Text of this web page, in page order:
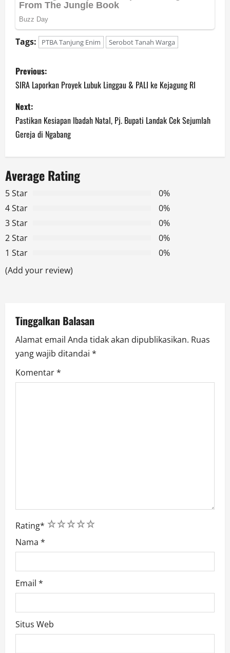
Tags: PTBA Tanjung Enim Serobot Tanah Warga
P
o
s
t
n
a
v
i
g
a
o
n
Previous:
SIRA Laporkan Proyek Lubuk Linggau & PALI ke Kejagung RI
Next:
Pastikan Kesiapan Ibadah Natal, Pj. Bupati Landak Cek Sejumlah
Gereja di Ngabang
Average Rating
5 Star
0%
4 Star
0%
3 Star
0%
2 Star
0%
1 Star
0%
(Add your review)
Tinggalkan Balasan
Alamat email Anda tidak akan dipublikasikan. Ruas
yang wajib ditandai *
Komentar*
Rating* 5
4
3
2
1
Nama *
Email *
Situs Web